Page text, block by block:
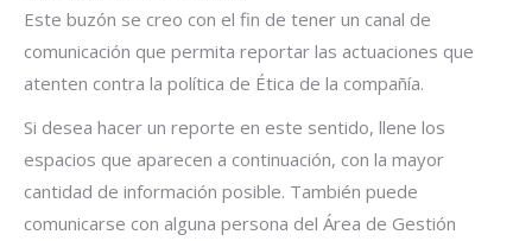
Este buzón se creo con el fin de tener un canal de
comunicación que permita reportar las actuaciones que
atenten contra la política de Ética de la compañía.
Si desea hacer un reporte en este sentido, llene los
espacios que aparecen a continuación, con la mayor
cantidad de información posible. También puede
comunicarse con alguna persona del Área de Gestión